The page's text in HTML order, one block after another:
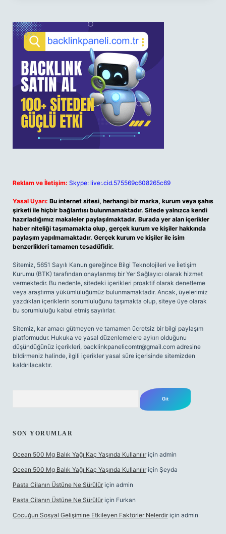
Reklam ve İletişim: Skype: live:.cid.575569c608265c69
Yasal Uyarı: Bu internet sitesi, herhangi bir marka, kurum veya şahıs
şirketi ile hiçbir bağlantısı bulunmamaktadır. Sitede yalnızca kendi
hazırladığımız makaleler paylaşılmaktadır. Burada yer alan içerikler
haber niteliği taşımamakta olup, gerçek kurum ve kişiler hakkında
paylaşım yapılmamaktadır. Gerçek kurum ve kişiler ile isim
benzerlikleri tamamen tesadüfidir.
Sitemiz, 5651 Sayılı Kanun gereğince Bilgi Teknolojileri ve İletişim
Kurumu (BTK) tarafından onaylanmış bir Yer Sağlayıcı olarak hizmet
vermektedir. Bu nedenle, sitedeki içerikleri proaktif olarak denetleme
veya araştırma yükümlülüğümüz bulunmamaktadır. Ancak, üyelerimiz
yazdıkları içeriklerin sorumluluğunu taşımakta olup, siteye üye olarak
bu sorumluluğu kabul etmiş sayılırlar.
Sitemiz, kar amacı gütmeyen ve tamamen ücretsiz bir bilgi paylaşım
platformudur. Hukuka ve yasal düzenlemelere aykırı olduğunu
düşündüğünüz içerikleri, backlinkpanelicomtr@gmail.com adresine
bildirmeniz halinde, ilgili içerikler yasal süre içerisinde sitemizden
kaldırılacaktır.
SON YORUMLAR
Ocean 500 Mg Balık Yağı Kaç Yaşında Kullanılır için admin
Ocean 500 Mg Balık Yağı Kaç Yaşında Kullanılır için Şeyda
Pasta Cilanın Üstüne Ne Sürülür için admin
Pasta Cilanın Üstüne Ne Sürülür için Furkan
Çocuğun Sosyal Gelişimine Etkileyen Faktörler Nelerdir için admin